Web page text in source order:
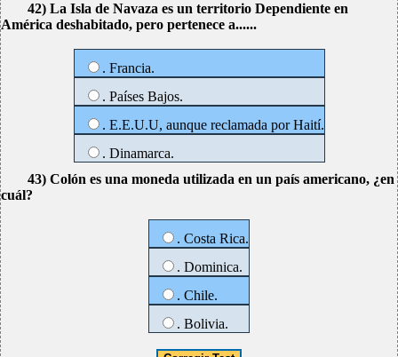
42) La Isla de Navaza es un territorio Dependiente en
América deshabitado, pero pertenece a......
. Francia.
. Países Bajos.
. E.E.U.U, aunque reclamada por Haití.
. Dinamarca.
43) Colón es una moneda utilizada en un país americano, ¿en
cuál?
. Costa Rica.
. Dominica.
. Chile.
. Bolivia.